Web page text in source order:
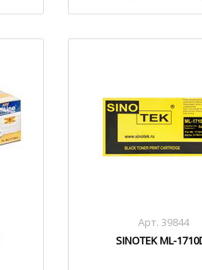
Арт. 39844
SINOTEK ML-